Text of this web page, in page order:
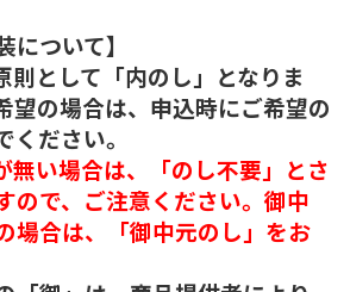
について】
則として「内のし」となりま
望の場合は、申込時にご希望の
ください。
無い場合は、「のし不要」とさ
ので、ご注意ください。御中
場合は、「御中元のし」をお